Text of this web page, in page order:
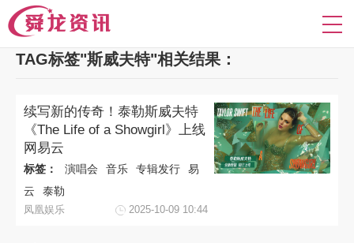
TAG标签"斯威夫特"相关结果：
续写新的传奇！泰勒斯威夫特
《The Life of a Showgirl》上线
网易云
标签： 演唱会 音乐 专辑发行
易
云
泰勒
凤凰娱乐 2025-10-09 10:44